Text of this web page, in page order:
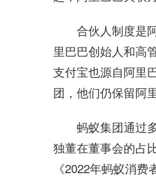
合伙人制度是
里巴巴创始人和高
支付宝也源自阿里
团，他们仍保留阿
蚂蚁集团通过
独董在董事会的占
《2022年蚂蚁消